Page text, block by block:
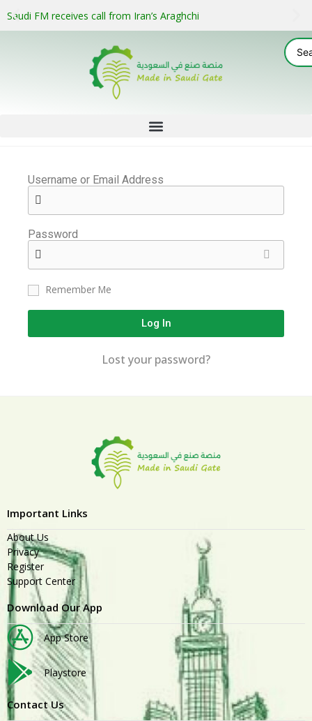
Saudi FM receives call from Iran’s Araghchi
Username or Email Address
Password
Remember Me
Log In
Lost your password?
Important Links
About Us
Privacy
Register
Support Center
Download Our App
App Store
Playstore
Contact Us